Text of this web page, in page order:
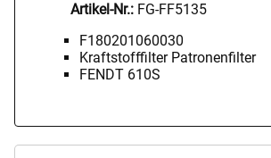
Artikel-Nr.: FG-FF5135
F180201060030
Kraftstofffilter Patronenfilter
FENDT 610S